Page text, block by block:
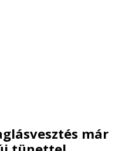
már